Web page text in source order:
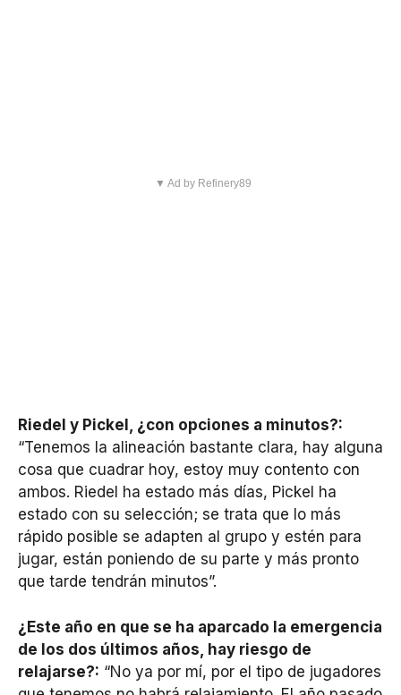
▼ Ad by Refinery89
Riedel y Pickel, ¿con opciones a minutos?:
“Tenemos la alineación bastante clara, hay alguna
cosa que cuadrar hoy, estoy muy contento con
ambos. Riedel ha estado más días, Pickel ha
estado con su selección; se trata que lo más
rápido posible se adapten al grupo y estén para
jugar, están poniendo de su parte y más pronto
que tarde tendrán minutos”.
¿Este año en que se ha aparcado la emergencia
de los dos últimos años, hay riesgo de
relajarse?: “No ya por mí, por el tipo de jugadores